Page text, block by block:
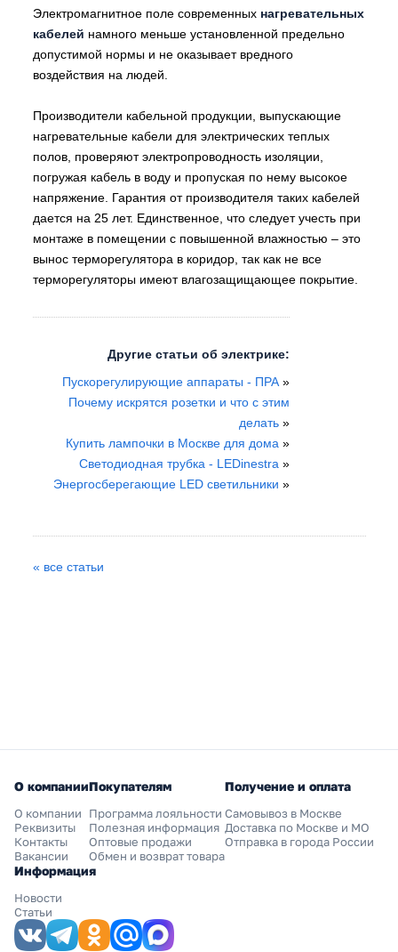
Электромагнитное поле современных нагревательных
кабелей намного меньше установленной предельно
допустимой нормы и не оказывает вредного
воздействия на людей.
Производители кабельной продукции, выпускающие
нагревательные кабели для электрических теплых
полов, проверяют электропроводность изоляции,
погружая кабель в воду и пропуская по нему высокое
напряжение. Гарантия от производителя таких кабелей
дается на 25 лет. Единственное, что следует учесть при
монтаже в помещении с повышенной влажностью – это
вынос терморегулятора в коридор, так как не все
терморегуляторы имеют влагозащищающее покрытие.
Другие статьи об электрике:
Пускорегулирующие аппараты - ПРА»
Почему искрятся розетки и что с этим
делать »
Купить лампочки в Москве для дома »
Светодиодная трубка - LEDinestra »
Энергосберегающие LED светильники »
« все статьи
О компании
О компании
Реквизиты
Контакты
Вакансии
Покупателям
Программа лояльности
Полезная информация
Оптовые продажи
Обмен и возврат товара
Получение и оплата
Самовывоз в Москве
Доставка по Москве и МО
Отправка в города России
Информация
Новости
Статьи